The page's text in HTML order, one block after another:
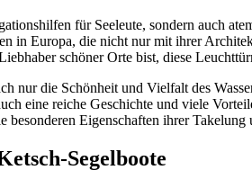
für Seeleute, sondern auch
in Europa, die nicht nur mit ihrer
schöner Orte bist, diese
nur die Schönheit und Vielfalt des
eine reiche Geschichte und viele
besonderen Eigenschaften ihrer
Segelboote